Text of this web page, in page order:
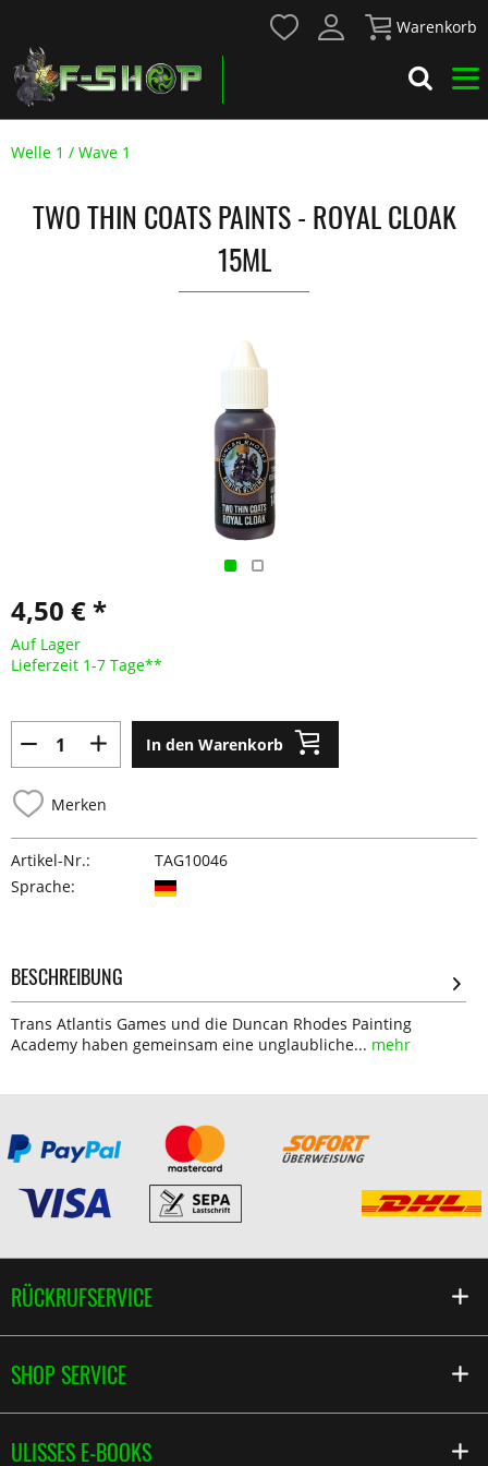
Warenkorb
Welle 1 / Wave 1
TWO THIN COATS PAINTS - ROYAL CLOAK
15ML
4,50 € *
Auf Lager
Lieferzeit 1-7 Tage**
In den Warenkorb
Merken
Artikel-Nr.:
TAG10046
Sprache:
BESCHREIBUNG
Trans Atlantis Games und die Duncan Rhodes Painting
Academy haben gemeinsam eine unglaubliche... mehr
RÜCKRUFSERVICE
SHOP SERVICE
ULISSES E-BOOKS